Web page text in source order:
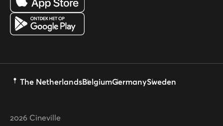
The NetherlandsBelgiumGermanySweden
2026 Cineville